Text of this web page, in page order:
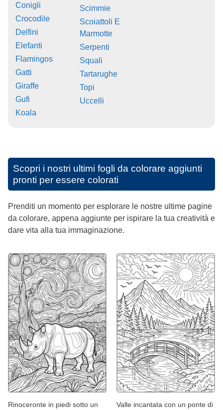
Conigli
Crocodile
Delfini
Elefanti
Flamingos
Gatti
Giraffe
Gufi
Koala
Scimmie
Scoiattoli E
Marmotte
Serpenti
Squali
Tartarughe
Topi
Uccelli
Scopri i nostri ultimi fogli da colorare aggiunti
pronti per essere colorati
Prenditi un momento per esplorare le nostre ultime pagine
da colorare, appena aggiunte per ispirare la tua creatività e
dare vita alla tua immaginazione.
Rinoceronte in piedi sotto un
Valle incantata con un ponte di